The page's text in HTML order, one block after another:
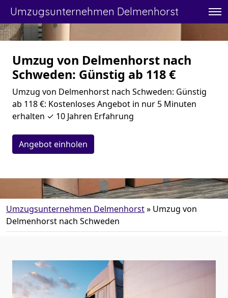
Umzugsunternehmen Delmenhorst
Umzug von Delmenhorst nach
Schweden: Günstig ab 118 €
Umzug von Delmenhorst nach Schweden: Günstig
ab 118 €: Kostenloses Angebot in nur 5 Minuten
erhalten ✓ 10 Jahren Erfahrung
Angebot einholen
Umzugsunternehmen Delmenhorst» Umzug von
Delmenhorst nach Schweden